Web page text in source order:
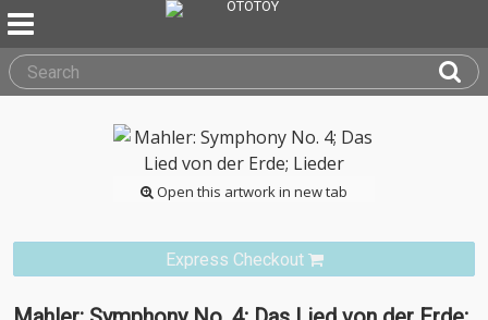
Open this artwork in new tab
Express Checkout